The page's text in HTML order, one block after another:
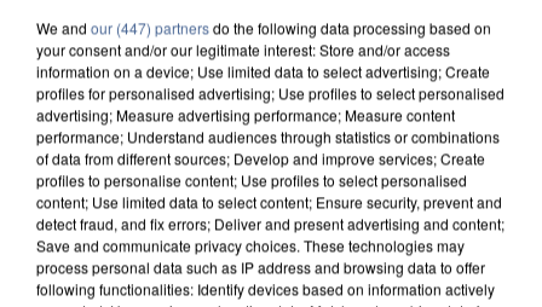
We and our (447) partnersdo the following data processing based on
your consent and/or our legitimate interest: Store and/or access
information on a device; Use limited data to select advertising; Create
profiles for personalised advertising; Use profiles to select personalised
advertising; Measure advertising performance; Measure content
performance; Understand audiences through statistics or combinations
of data from different sources; Develop and improve services; Create
profiles to personalise content; Use profiles to select personalised
content; Use limited data to select content; Ensure security, prevent and
detect fraud, and fix errors; Deliver and present advertising and content;
Save and communicate privacy choices. These technologies may
process personal data such as IP address and browsing data to offer
following functionalities: Identify devices based on information actively